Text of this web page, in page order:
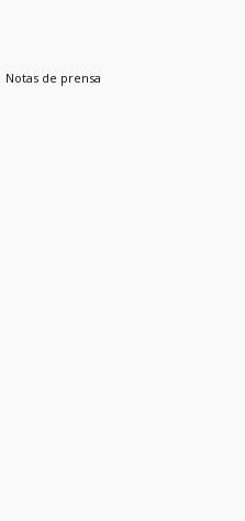
Notas de prensa